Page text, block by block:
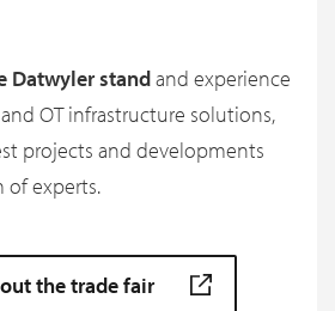
Datwyler standand experience
OT infrastructure solutions,
projects and developments
of experts.
the trade fair